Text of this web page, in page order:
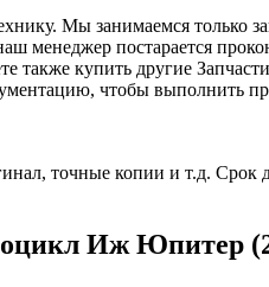
Мы занимаемся только
постарается
также купить другие
чтобы выполнить
точные копии и т.д. Срок
Иж Юпитер